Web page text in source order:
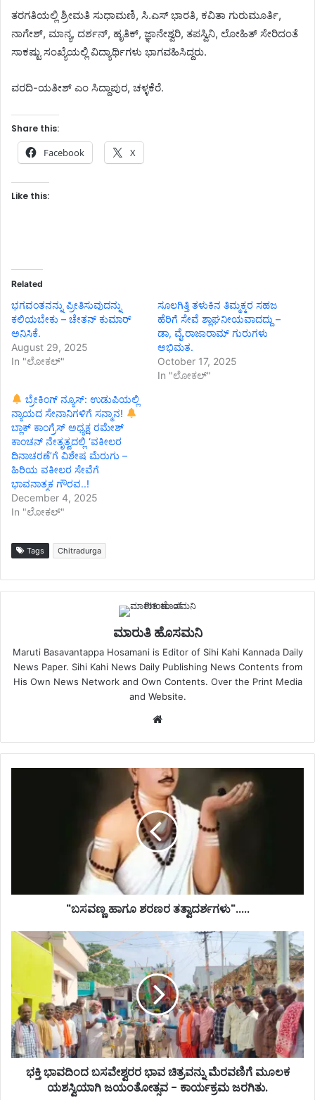
ತರಗತಿಯಲ್ಲಿ ಶ್ರೀಮತಿ ಸುಧಾಮಣಿ, ಸಿ.ಎಸ್ ಭಾರತಿ, ಕವಿತಾ ಗುರುಮೂರ್ತಿ,
ನಾಗೇಶ್, ಮಾನ್ಯ, ದರ್ಶನ್, ಹೃತಿಕ್, ಜ್ಞಾನೇಶ್ವರಿ, ತಪಸ್ವಿನಿ, ಲೋಹಿತ್ ಸೇರಿದಂತೆ
ಸಾಕಷ್ಟು ಸಂಖ್ಯೆಯಲ್ಲಿ ವಿದ್ಯಾರ್ಥಿಗಳು ಭಾಗವಹಿಸಿದ್ದರು.
ವರದಿ-ಯತೀಶ್ ಎಂ ಸಿದ್ದಾಪುರ, ಚಳ್ಳಕೆರೆ.
Share this:
Facebook X
Like this:
Related
ಭಗವಂತನನ್ನು ಪ್ರೀತಿಸುವುದನ್ನು
ಕಲಿಯಬೇಕು – ಚೇತನ್ ಕುಮಾರ್
ಅನಿಸಿಕೆ.
August 29, 2025
In "ಲೋಕಲ್"
ಸೂಲಗಿತ್ತಿ ತಳುಕಿನ ತಿಮ್ಮಕ್ಕರ ಸಹಜ
ಹೆರಿಗೆ ಸೇವೆ ಶ್ಲಾಘನೀಯವಾದದ್ದು –
ಡಾ, ವೈ.ರಾಜಾರಾಮ್ ಗುರುಗಳು
ಅಭಿಮತ.
October 17, 2025
In "ಲೋಕಲ್"
ಬ್ರೇಕಿಂಗ್ ನ್ಯೂಸ್: ಉಡುಪಿಯಲ್ಲಿ
ನ್ಯಾಯದ ಸೇನಾನಿಗಳಿಗೆ ಸನ್ಮಾನ!
ಬ್ಲಾಕ್ ಕಾಂಗ್ರೆಸ್ ಅಧ್ಯಕ್ಷ ರಮೇಶ್
ಕಾಂಚನ್ ನೇತೃತ್ವದಲ್ಲಿ ‘ವಕೀಲರ
ದಿನಾಚರಣೆ’ಗೆ ವಿಶೇಷ ಮೆರುಗು –
ಹಿರಿಯ ವಕೀಲರ ಸೇವೆಗೆ
ಭಾವನಾತ್ಮಕ ಗೌರವ..!
December 4, 2025
In "ಲೋಕಲ್"
Tags Chitradurga
ಮಾರುತಿ ಹೊಸಮನಿ
Maruti Basavantappa Hosamani is Editor of Sihi Kahi Kannada Daily
News Paper. Sihi Kahi News Daily Publishing News Contents from
His Own News Network and Own Contents. Over the Print Media
and Website.
Website
"ಬಸವಣ್ಣ ಹಾಗೂ ಶರಣರ ತತ್ವಾದರ್ಶಗಳು".....
ಭಕ್ತಿ ಭಾವದಿಂದ ಬಸವೇಶ್ವರರ ಭಾವ ಚಿತ್ರವನ್ನು ಮೆರವಣಿಗೆ ಮೂಲಕ
ಯಶಸ್ವಿಯಾಗಿ ಜಯಂತೋತ್ಸವ - ಕಾರ್ಯಕ್ರಮ ಜರಗಿತು.